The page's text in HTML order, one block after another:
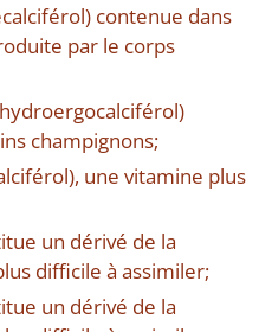
contenue dans
par le corps
champignons;
une vitamine plus
un dérivé de la
difficile à assimiler;
un dérivé de la